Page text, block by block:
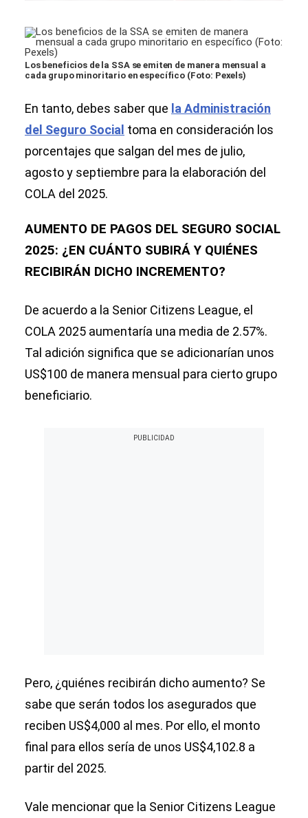
Los beneficios de la SSA se emiten de manera mensual a
cada grupo minoritario en específico (Foto: Pexels)
En tanto, debes saber que la Administración
del Seguro Social toma en consideración los
porcentajes que salgan del mes de julio,
agosto y septiembre para la elaboración del
COLA del 2025.
AUMENTO DE PAGOS DEL SEGURO SOCIAL
2025: ¿EN CUÁNTO SUBIRÁ Y QUIÉNES
RECIBIRÁN DICHO INCREMENTO?
De acuerdo a la Senior Citizens League, el
COLA 2025 aumentaría una media de 2.57%.
Tal adición significa que se adicionarían unos
US$100 de manera mensual para cierto grupo
beneficiario.
Pero, ¿quiénes recibirán dicho aumento? Se
sabe que serán todos los asegurados que
reciben US$4,000 al mes. Por ello, el monto
final para ellos sería de unos US$4,102.8 a
partir del 2025.
Vale mencionar que la Senior Citizens League